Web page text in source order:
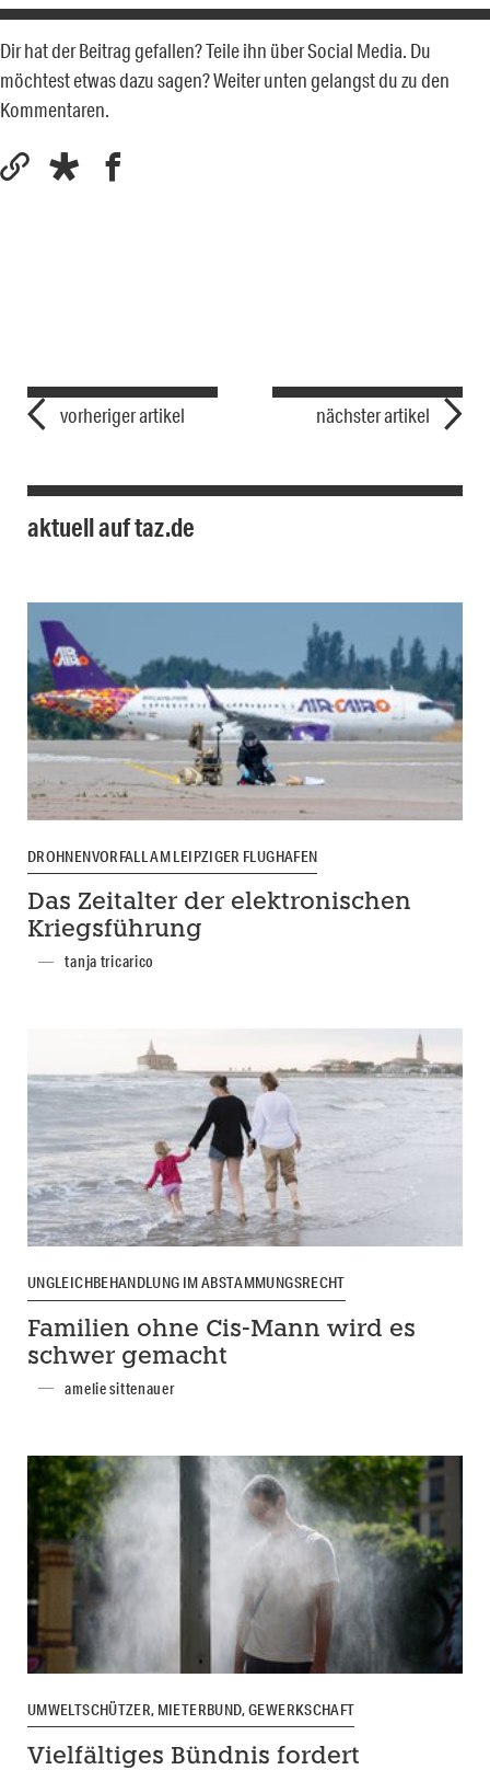
Dir hat der Beitrag gefallen? Teile ihn über Social Media. Du
möchtest etwas dazu sagen? Weiter unten gelangst du zu den
Kommentaren.
vorheriger artikel nächster artikel
aktuell auf taz.de
DROHNENVORFALL AM LEIPZIGER FLUGHAFEN
Das Zeitalter der elektronischen
Kriegsführung
tanja tricarico
UNGLEICHBEHANDLUNG IM ABSTAMMUNGSRECHT
Familien ohne Cis-Mann wird es
schwer gemacht
amelie sittenauer
UMWELTSCHÜTZER, MIETERBUND, GEWERKSCHAFT
Vielfältiges Bündnis fordert